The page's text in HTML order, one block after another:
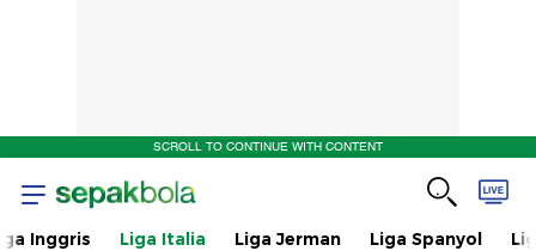
SCROLL TO CONTINUE WITH CONTENT
Inggris Liga Italia Liga Jerman Liga Spanyol